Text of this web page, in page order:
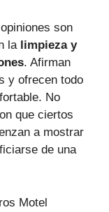
son
la limpieza y
. Afirman
y ofrecen todo
No
que ciertos
a mostrar
de una
Motel